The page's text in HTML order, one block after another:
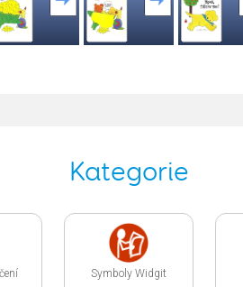
Kategorie
Symboly Widgit